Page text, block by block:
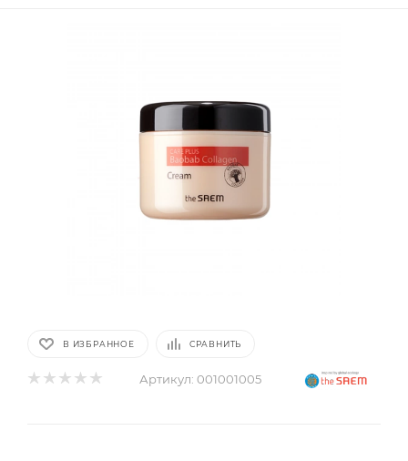
В ИЗБРАННОЕ СРАВНИТЬ
Артикул: 001001005